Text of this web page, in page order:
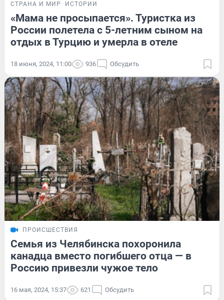
СТРАНА И МИР ИСТОРИИ
«Мама не просыпается». Туристка из
России полетела с 5-летним сыном на
отдых в Турцию и умерла в отеле
18 июня, 2024, 11:00 936 Обсудить
ПРОИСШЕСТВИЯ
Семья из Челябинска похоронила
канадца вместо погибшего отца — в
Россию привезли чужое тело
16 мая, 2024, 15:37 621 Обсудить